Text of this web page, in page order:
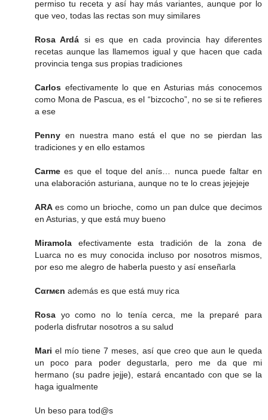
permiso tu receta y así hay más variantes, aunque por lo
que veo, todas las rectas son muy similares
Rosa Ardá si es que en cada provincia hay diferentes
recetas aunque las llamemos igual y que hacen que cada
provincia tenga sus propias tradiciones
Carlos efectivamente lo que en Asturias más conocemos
como Mona de Pascua, es el “bizcocho”, no se si te refieres
a ese
Penny en nuestra mano está el que no se pierdan las
tradiciones y en ello estamos
Carmees que el toque del anís… nunca puede faltar en
una elaboración asturiana, aunque no te lo creas jejejeje
ARA es como un brioche, como un pan dulce que decimos
en Asturias, y que está muy bueno
Miramola efectivamente esta tradición de la zona de
Luarca no es muy conocida incluso por nosotros mismos,
por eso me alegro de haberla puesto y así enseñarla
Cαrмєn además es que está muy rica
Rosa yo como no lo tenía cerca, me la preparé para
poderla disfrutar nosotros a su salud
Mariel mío tiene 7 meses, así que creo que aun le queda
un poco para poder degustarla, pero me da que mi
hermano (su padre jejje), estará encantado con que se la
haga igualmente
Un beso para tod@s